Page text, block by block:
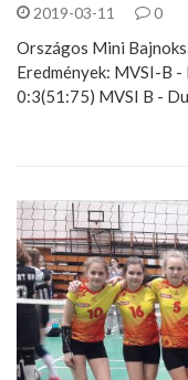
2019-03-11 0
Országos Mini
Eredmények: MVSI-B
0:3(51:75) MVSI B -